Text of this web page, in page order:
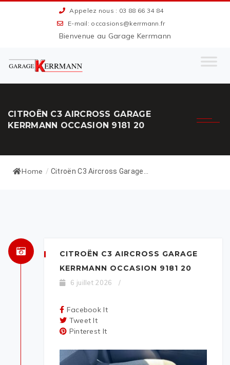
Appelez nous : 03 88 66 34 84
E-mail: occasions@kerrmann.fr
Bienvenue au Garage Kerrmann
CITROËN C3 AIRCROSS GARAGE
KERRMANN OCCASION 9181 20
Home / Citroën C3 Aircross Garage...
CITROËN C3 AIRCROSS GARAGE
KERRMANN OCCASION 9181 20
6 juillet 2026 /
Facebook It
Tweet It
Pinterest It